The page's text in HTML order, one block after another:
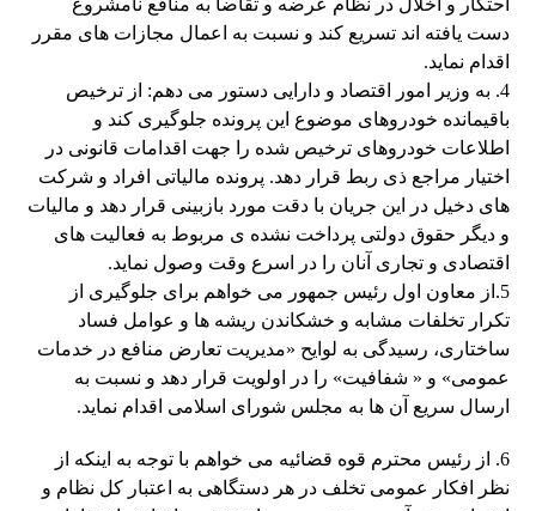
احتکار و اخلال در نظام عرضه و تقاضا به منافع نامشروع
دست یافته اند تسریع کند و نسبت به اعمال مجازات های مقرر
اقدام نماید.
4. به وزیر امور اقتصاد و دارایی دستور می دهم: از ترخیص
باقیمانده خودروهای موضوع این پرونده جلوگیری کند و
اطلاعات خودروهای ترخیص شده را جهت اقدامات قانونی در
اختیار مراجع ذی ربط قرار دهد. پرونده مالیاتی افراد و شرکت
های دخیل در این جریان با دقت مورد بازبینی قرار دهد و مالیات
و دیگر حقوق دولتی پرداخت نشده ی مربوط به فعالیت های
اقتصادی و تجاری آنان را در اسرع وقت وصول نماید.
5.از معاون اول رئیس جمهور می خواهم برای جلوگیری از
تکرار تخلفات مشابه و خشکاندن ریشه ها و عوامل فساد
ساختاری، رسیدگی به لوایح «مدیریت تعارض منافع در خدمات
عمومی» و « شفافیت» را در اولویت قرار دهد و نسبت به
ارسال سریع آن ها به مجلس شورای اسلامی اقدام نماید.
6. از رئیس محترم قوه قضائیه می خواهم با توجه به اینکه از
نظر افکار عمومی تخلف در هر دستگاهی به اعتبار کل نظام و